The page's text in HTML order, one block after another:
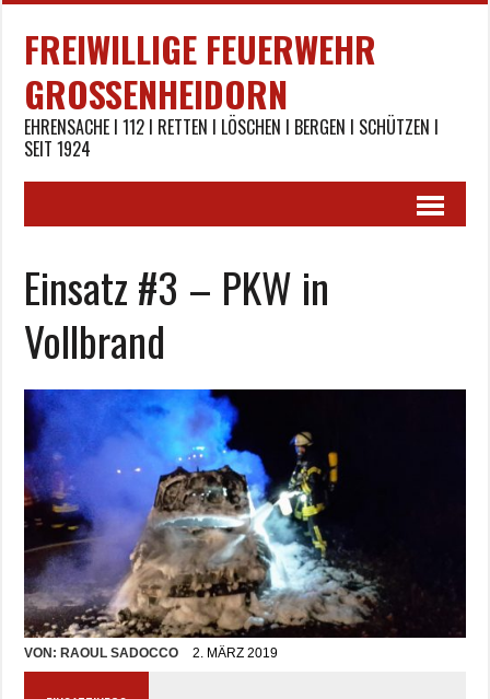
FREIWILLIGE FEUERWEHR
GROSSENHEIDORN
EHRENSACHE I 112 I RETTEN I LÖSCHEN I BERGEN I SCHÜTZEN I
SEIT 1924
Einsatz #3 – PKW in
Vollbrand
VON:RAOUL SADOCCO 2. MÄRZ 2019